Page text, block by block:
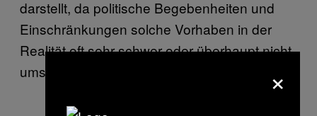
darstellt, da politische Begebenheiten und
Einschränkungen solche Vorhaben in der
Realität oft sehr schwer oder überhaupt nicht
umsetzbar machen.
×